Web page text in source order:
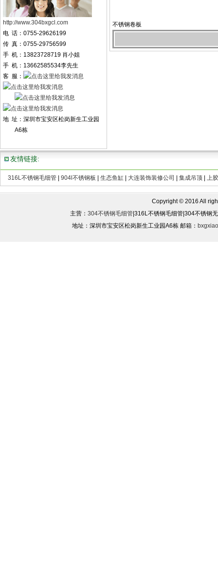
http://www.304bxgcl.com
电 话：0755-29626199
传 真：0755-29756599
手 机：13823728719 肖小姐
手 机：13662585534李先生
客 服：
地 址：深圳市宝安区松岗新生工业园
A6栋
不锈钢卷板
友情链接:
316L不锈钢毛细管| 904l不锈钢板 生态鱼缸| 大连装饰装修公司 集成吊顶| 上
Copyright © 2016 All
主营： 304不锈钢毛细管|316L不锈钢毛细管|304不锈钢
地址：深圳市宝安区松岗新生工业园A6栋 邮箱：